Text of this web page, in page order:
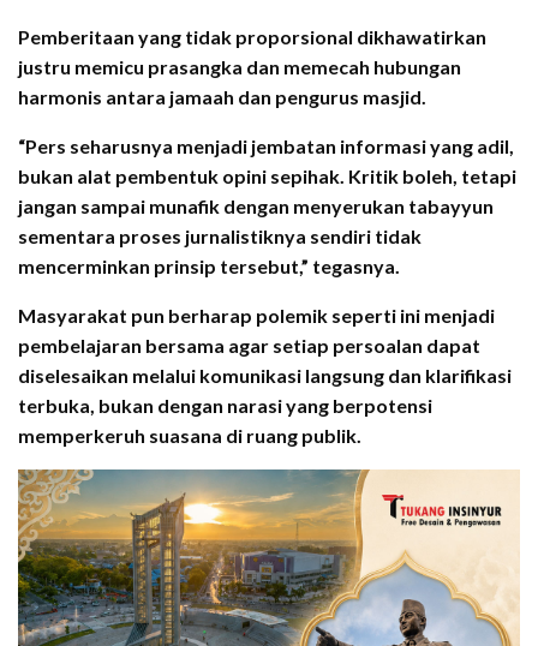
Pemberitaan yang tidak proporsional dikhawatirkan
justru memicu prasangka dan memecah hubungan
harmonis antara jamaah dan pengurus masjid.
“Pers seharusnya menjadi jembatan informasi yang adil,
bukan alat pembentuk opini sepihak. Kritik boleh, tetapi
jangan sampai munafik dengan menyerukan tabayyun
sementara proses jurnalistiknya sendiri tidak
mencerminkan prinsip tersebut,” tegasnya.
Masyarakat pun berharap polemik seperti ini menjadi
pembelajaran bersama agar setiap persoalan dapat
diselesaikan melalui komunikasi langsung dan klarifikasi
terbuka, bukan dengan narasi yang berpotensi
memperkeruh suasana di ruang publik.